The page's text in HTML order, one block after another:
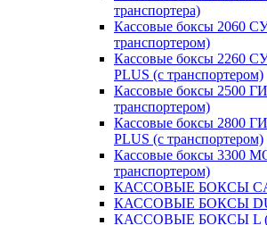
транспортера)
Кассовые боксы 2060
транспортером)
Кассовые боксы 2260
PLUS (с транспортером)
Кассовые боксы 2500
транспортером)
Кассовые боксы 2800
PLUS (с транспортером)
Кассовые боксы 3300
транспортером)
КАССОВЫЕ БОКСЫ
КАССОВЫЕ БОКСЫ
КАССОВЫЕ БОКСЫ L